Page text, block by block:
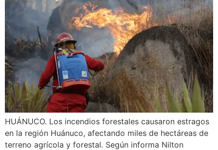
HUÁNUCO. Los incendios forestales causaron estragos
en la región Huánuco, afectando miles de hectáreas de
terreno agrícola y forestal. Según informa Nilton